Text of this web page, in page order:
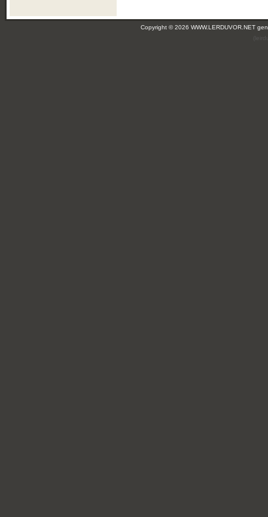
Copyright © 2026 WWW.LERDUVOR.NET